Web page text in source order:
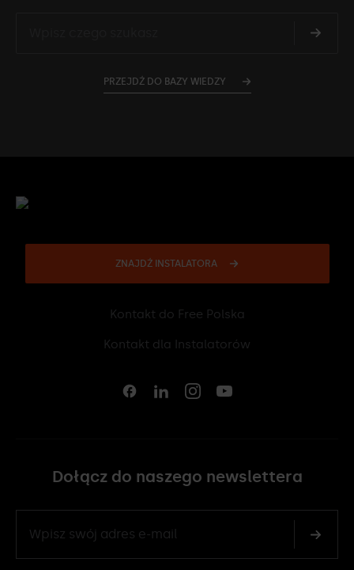
PRZEJDŹ DO BAZY WIEDZY
ZNAJDŹ INSTALATORA
Kontakt do Free Polska
Kontakt dla Instalatorów
Dołącz do naszego newslettera